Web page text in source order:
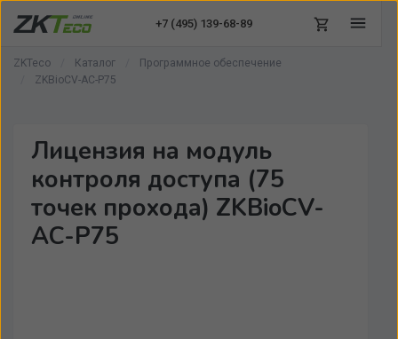
+7 (495) 139-68-89
ZKTeco Каталог
Программное обеспечение
ZKBioCV-AC-P75
Лицензия на модуль
контроля доступа (75
точек прохода) ZKBioCV-
AC-P75